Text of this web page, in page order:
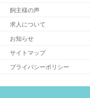
飼主様の声
求人について
お知らせ
サイトマップ
プライバシーポリシー